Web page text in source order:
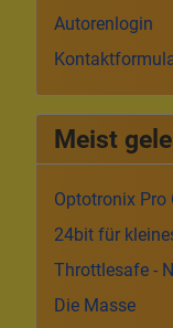
Autorenlogin
Meist
Optotronix Pro
24bit für
Throttlesafe -
Die Masse